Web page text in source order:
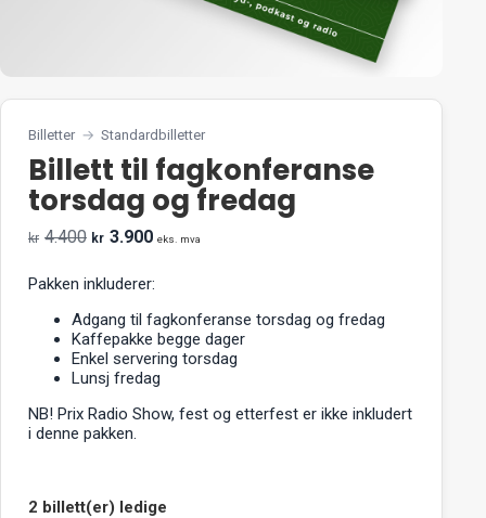
Billetter → Standardbilletter
Billett til fagkonferanse
torsdag og fredag
kr 4.400 kr 3.900 eks. mva
Pakken inkluderer:
Adgang til fagkonferanse torsdag og fredag
Kaffepakke begge dager
Enkel servering torsdag
Lunsj fredag
NB! Prix Radio Show, fest og etterfest er ikke inkludert
i denne pakken.
2 billett(er) ledige